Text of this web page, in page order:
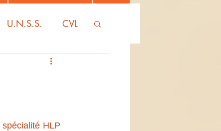
U.N.S.S. CVL
HLP